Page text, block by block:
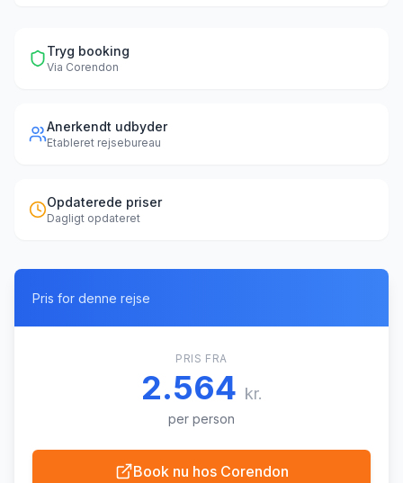
Tryg booking
Via Corendon
Anerkendt udbyder
Etableret rejsebureau
Opdaterede priser
Dagligt opdateret
Pris for denne rejse
PRIS FRA
2.564 kr.
per person
Book nu hos Corendon